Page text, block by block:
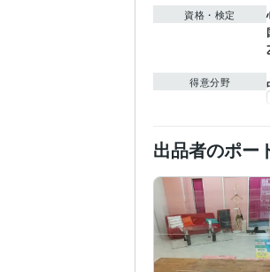
資格・検定
得意分野
出品者のポー